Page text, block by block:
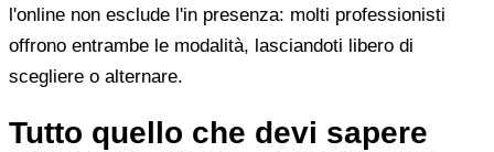
l'online non esclude l'in presenza: molti professionisti
offrono entrambe le modalità, lasciandoti libero di
scegliere o alternare.
Tutto quello che devi sapere